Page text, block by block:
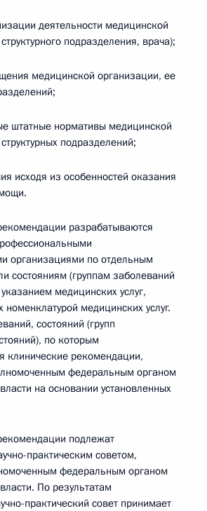
деятельности медицинской
подразделения, врача);
медицинской организации, ее
штатные нормативы медицинской
подразделений;
исходя из особенностей оказания
разрабатываются
организациями по отдельным
состояниям (группам заболеваний
медицинских услуг,
номенклатурой медицинских услуг.
состояний (групп
по которым
клинические рекомендации,
федеральным органом
на основании установленных
подлежат
практическим советом,
федеральным органом
По результатам
практический совет принимает